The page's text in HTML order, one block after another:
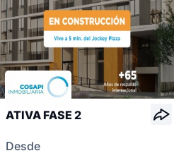
ATIVA FASE 2
Desde